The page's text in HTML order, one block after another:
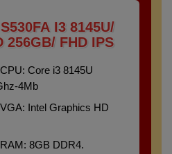
I3 8145U/
256GB/ FHD IPS
CPU: Core i3 8145U
4Mb
VGA: Intel Graphics HD
RAM: 8GB DDR4.